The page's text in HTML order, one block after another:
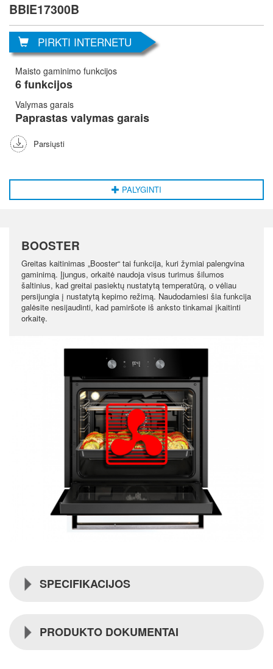
BBIE17300B
PIRKTI INTERNETU
Maisto gaminimo funkcijos
6 funkcijos
Valymas garais
Paprastas valymas garais
Parsiųsti
PALYGINTI
BOOSTER
Greitas kaitinimas „Booster“ tai funkcija, kuri žymiai palengvina
gaminimą. Įjungus, orkaitė naudoja visus turimus šilumos
šaltinius, kad greitai pasiektų nustatytą temperatūrą, o vėliau
persijungia į nustatytą kepimo režimą. Naudodamiesi šia funkcija
galėsite nesijaudinti, kad pamiršote iš anksto tinkamai įkaitinti
orkaitę.
SPECIFIKACIJOS
PRODUKTO DOKUMENTAI